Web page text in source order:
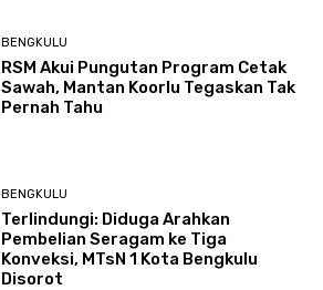
BENGKULU
RSM Akui Pungutan Program Cetak
Sawah, Mantan Koorlu Tegaskan Tak
Pernah Tahu
BENGKULU
Terlindungi: Diduga Arahkan
Pembelian Seragam ke Tiga
Konveksi, MTsN 1 Kota Bengkulu
Disorot